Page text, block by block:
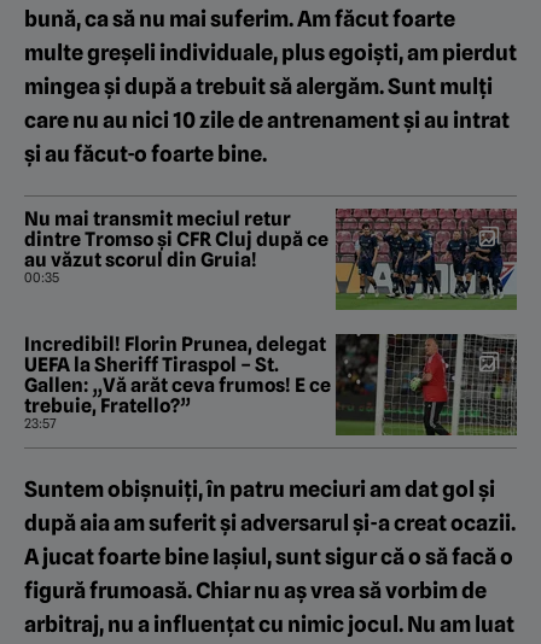
bună, ca să nu mai suferim. Am făcut foarte
multe greșeli individuale, plus egoiști, am pierdut
mingea și după a trebuit să alergăm. Sunt mulți
care nu au nici 10 zile de antrenament și au intrat
și au făcut-o foarte bine.
Nu mai transmit meciul retur
dintre Tromso și CFR Cluj după ce
au văzut scorul din Gruia!
00:35
Incredibil! Florin Prunea, delegat
UEFA la Sheriff Tiraspol – St.
Gallen: „Vă arăt ceva frumos! E ce
trebuie, Fratello?”
23:57
Suntem obișnuiți, în patru meciuri am dat gol și
după aia am suferit și adversarul și-a creat ocazii.
A jucat foarte bine Iașiul, sunt sigur că o să facă o
figură frumoasă. Chiar nu aș vrea să vorbim de
arbitraj, nu a influențat cu nimic jocul. Nu am luat